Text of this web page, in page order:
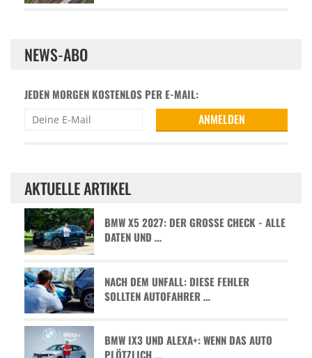
NEWS-ABO
JEDEN MORGEN KOSTENLOS PER E-MAIL:
AKTUELLE ARTIKEL
BMW X5 2027: DER GROSSE CHECK - ALLE D
ATEN UND …
NACH DEM UNFALL: DIESE FEHLER
SOLLTEN AUTOFAHRER …
BMW IX3 UND ALEXA+: WENN DAS AUTO
PLÖTZLICH …